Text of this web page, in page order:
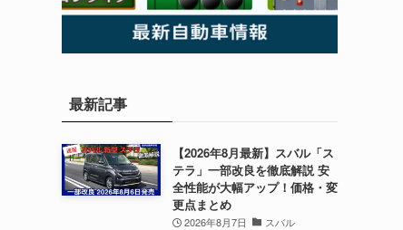
最新記事
【2026年8月最新】スバル「ス
テラ」一部改良を徹底解説 安
全性能が大幅アップ！価格・変
更点まとめ
2026年8月7日 スバル